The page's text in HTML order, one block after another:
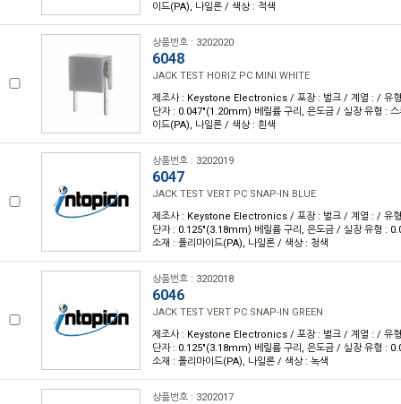
이드(PA), 나일론 / 색상 : 적색
상품번호 : 3202020
6048
JACK TEST HORIZ PC MINI WHITE
제조사 : Keystone Electronics / 포장 : 벌크 / 계열 : / 유
단자 : 0.047"(1.20mm) 베릴륨 구리, 은도금 / 실장 유형 :
이드(PA), 나일론 / 색상 : 흰색
상품번호 : 3202019
6047
JACK TEST VERT PC SNAP-IN BLUE
제조사 : Keystone Electronics / 포장 : 벌크 / 계열 : / 유
단자 : 0.125"(3.18mm) 베릴륨 구리, 은도금 / 실장 유형 :
소재 : 폴리마이드(PA), 나일론 / 색상 : 청색
상품번호 : 3202018
6046
JACK TEST VERT PC SNAP-IN GREEN
제조사 : Keystone Electronics / 포장 : 벌크 / 계열 : / 유
단자 : 0.125"(3.18mm) 베릴륨 구리, 은도금 / 실장 유형 :
소재 : 폴리마이드(PA), 나일론 / 색상 : 녹색
상품번호 : 3202017